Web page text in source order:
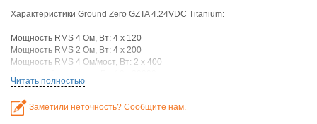
Характеристики Ground Zero GZTA 4.24VDC Titanium:
Мощность RMS 4 Ом, Вт: 4 x 120
Мощность RMS 2 Ом, Вт: 4 x 200
Мощность RMS 4 Ом/мост, Вт: 2 x 400
Соотношение сигнал/шум, дБ: > 60
КНИ, %: < 0,04
Фильтр ВЧ, Гц: 50 - 250
Читать полностью
Заметили неточность? Сообщите нам.